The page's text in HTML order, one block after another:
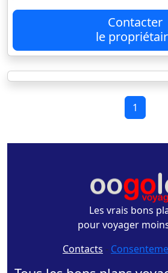
Contacter
le
1
Les vrais bons
pour voyager
Contacts -